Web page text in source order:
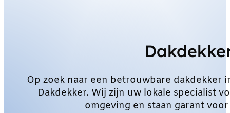
Op zoek naar een betrouwbare dakdekker
Dakdekker. Wij zijn uw lokale specialist
omgeving en staan garant